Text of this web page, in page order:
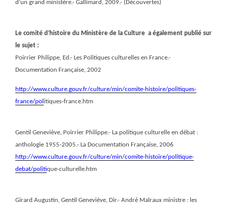
d’un grand ministère.- Gallimard, 2009.- (Découvertes)
Le comité d’histoire du Ministère de la Culture a également publié sur
le sujet :
Poirrier Philippe, Ed.- Les Politiques culturelles en France.-
Documentation Française, 2002
http://www.culture.gouv.fr/culture/min/comite-histoire/politiques-
france/pol itiques-france.htm
Gentil Geneviève, Poirrier Philippe.- La politique culturelle en débat :
anthologie 1955-2005.- La Documentation Française, 2006
http://www.culture.gouv.fr/culture/min/comite-histoire/politique-
debat/politique-culturelle.htm
Girard Augustin, Gentil Geneviève, Dir.- André Malraux ministre : les